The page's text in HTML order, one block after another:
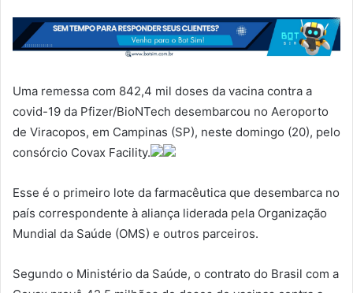
mail
Uma remessa com 842,4 mil doses da vacina contra a
covid-19 da Pfizer/BioNTech desembarcou no Aeroporto
de Viracopos, em Campinas (SP), neste domingo (20), pelo
consórcio Covax Facility.
Esse é o primeiro lote da farmacêutica que desembarca no
país correspondente à aliança liderada pela Organização
Mundial da Saúde (OMS) e outros parceiros.
Segundo o Ministério da Saúde, o contrato do Brasil com a